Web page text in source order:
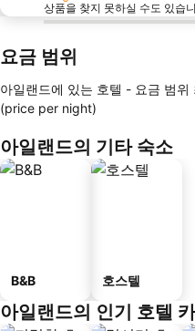
상품을 찾지 못하실 수도 있습
요금 범위
아일랜드에 있는 호텔 - 요금 범위
(price per night)
아일랜드의 기타 숙소
B&B 호스텔
아일랜드의 인기 호텔